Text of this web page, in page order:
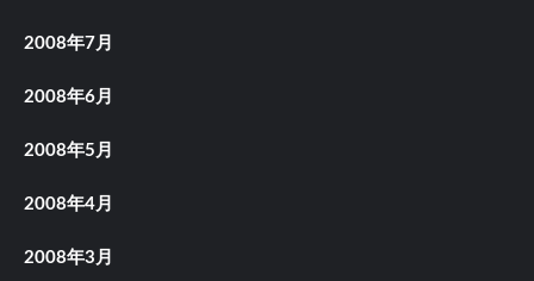
2008年7月
2008年6月
2008年5月
2008年4月
2008年3月